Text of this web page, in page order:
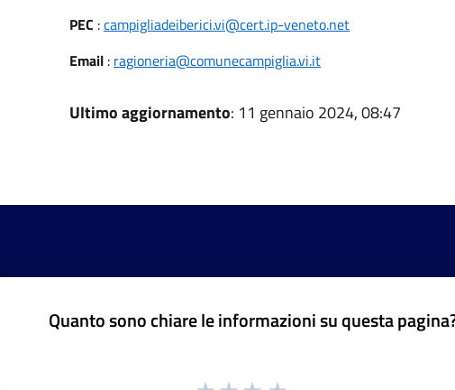
PEC :campigliadeiberici.vi@cert.ip-veneto.net
Email: ragioneria@comunecampiglia.vi.it
Ultimo aggiornamento: 11 gennaio 2024, 08:47
Quanto sono chiare le informazioni su questa